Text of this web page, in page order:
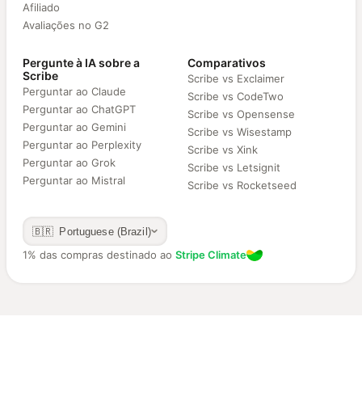
Afiliado
Avaliações no G2
Pergunte à IA sobre a
Scribe
Perguntar ao Claude
Perguntar ao ChatGPT
Perguntar ao Gemini
Perguntar ao Perplexity
Perguntar ao Grok
Perguntar ao Mistral
Comparativos
Scribe vs Exclaimer
Scribe vs CodeTwo
Scribe vs Opensense
Scribe vs Wisestamp
Scribe vs Xink
Scribe vs Letsignit
Scribe vs Rocketseed
🇧🇷 Portuguese (Brazil)
1% das compras destinado ao Stripe Climate